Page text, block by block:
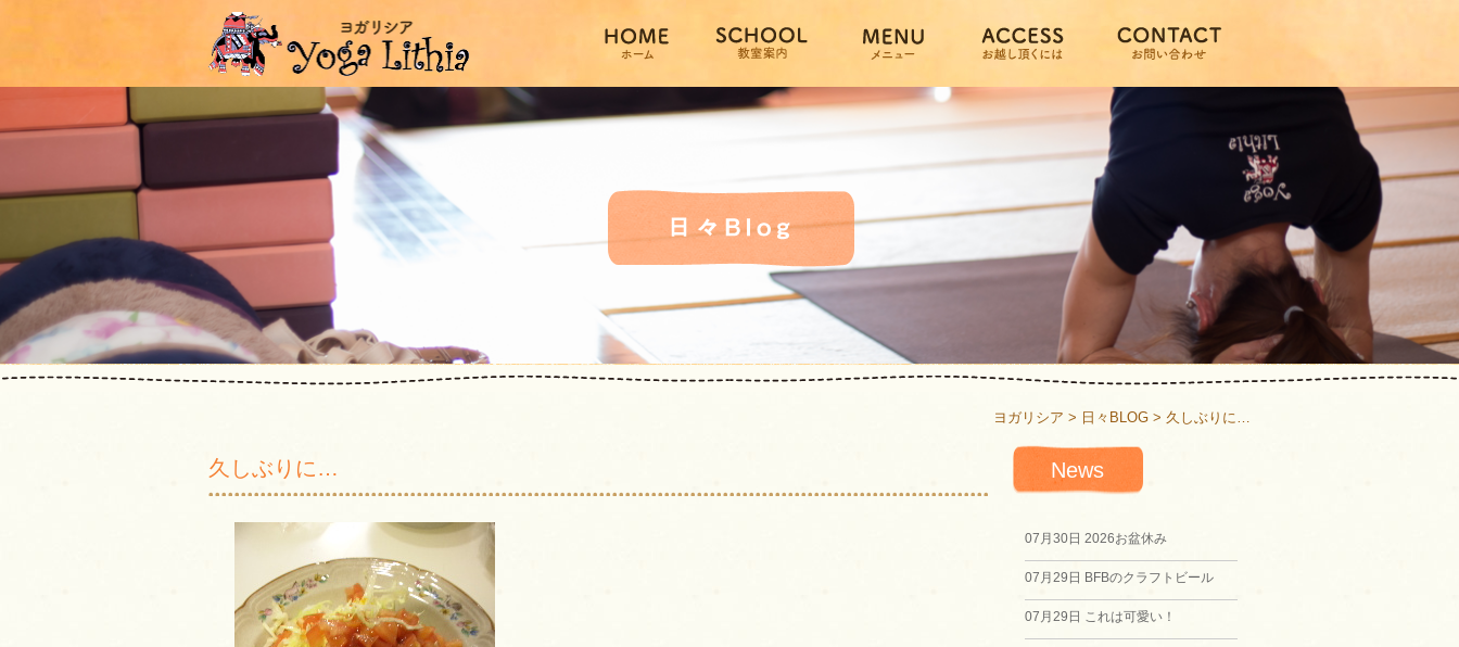
ヨガリシア > 日々BLOG > 久しぶりに…
久しぶりに… News
07月30日 2026お盆休み
07月29日 BFBのクラフトビール
07月29日 これは可愛い！